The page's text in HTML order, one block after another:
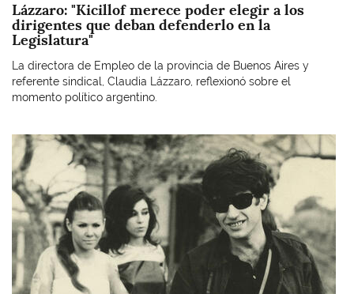
Lázzaro: "Kicillof merece poder elegir a los
dirigentes que deban defenderlo en la
Legislatura"
La directora de Empleo de la provincia de Buenos Aires y
referente sindical, Claudia Lázzaro, reflexionó sobre el
momento político argentino.
Imagen